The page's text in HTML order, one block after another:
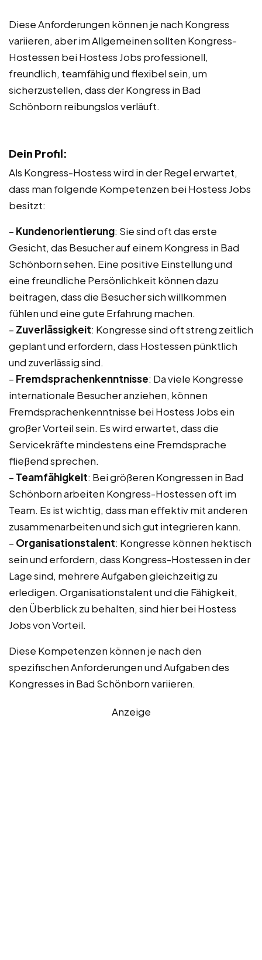
Diese Anforderungen können je nach Kongress
variieren, aber im Allgemeinen sollten Kongress-
Hostessen bei Hostess Jobs professionell,
freundlich, teamfähig und flexibel sein, um
sicherzustellen, dass der Kongress in Bad
Schönborn reibungslos verläuft.
Dein Profil:
Als Kongress-Hostess wird in der Regel erwartet,
dass man folgende Kompetenzen bei Hostess Jobs
besitzt:
– Kundenorientierung: Sie sind oft das erste
Gesicht, das Besucher auf einem Kongress in Bad
Schönborn sehen. Eine positive Einstellung und
eine freundliche Persönlichkeit können dazu
beitragen, dass die Besucher sich willkommen
fühlen und eine gute Erfahrung machen.
– Zuverlässigkeit: Kongresse sind oft streng zeitlich
geplant und erfordern, dass Hostessen pünktlich
und zuverlässig sind.
– Fremdsprachenkenntnisse: Da viele Kongresse
internationale Besucher anziehen, können
Fremdsprachenkenntnisse bei Hostess Jobs ein
großer Vorteil sein. Es wird erwartet, dass die
Servicekräfte mindestens eine Fremdsprache
fließend sprechen.
– Teamfähigkeit: Bei größeren Kongressen in Bad
Schönborn arbeiten Kongress-Hostessen oft im
Team. Es ist wichtig, dass man effektiv mit anderen
zusammenarbeiten und sich gut integrieren kann.
– Organisationstalent: Kongresse können hektisch
sein und erfordern, dass Kongress-Hostessen in der
Lage sind, mehrere Aufgaben gleichzeitig zu
erledigen. Organisationstalent und die Fähigkeit,
den Überblick zu behalten, sind hier bei Hostess
Jobs von Vorteil.
Diese Kompetenzen können je nach den
spezifischen Anforderungen und Aufgaben des
Kongresses in Bad Schönborn variieren.
Anzeige